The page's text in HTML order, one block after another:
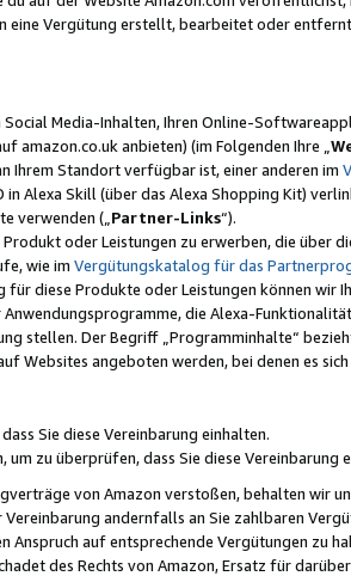
eine Vergütung erstellt, bearbeitet oder
Media-Inhalten, Ihren Online-
amazon.co.uk anbieten) (im Folgenden Ihre „
Ihrem Standort verfügbar ist, einer anderen im
Alexa Skill (über das Alexa Shopping Kit)
verwenden („ Partner-Links“).
oder Leistungen zu erwerben, die über
wie im Vergütungskatalog für das
diese Produkte oder Leistungen können wir
die Alexa-
stellen. Der Begriff „Programminhalte“
angeboten werden, bei denen es
Sie diese Vereinbarung einhalten.
zu überprüfen, dass Sie diese Vereinbarung
von Amazon verstoßen, behalten wir
andernfalls an Sie zahlbaren
auf entsprechende Vergütungen zu
des Rechts von Amazon, Ersatz für